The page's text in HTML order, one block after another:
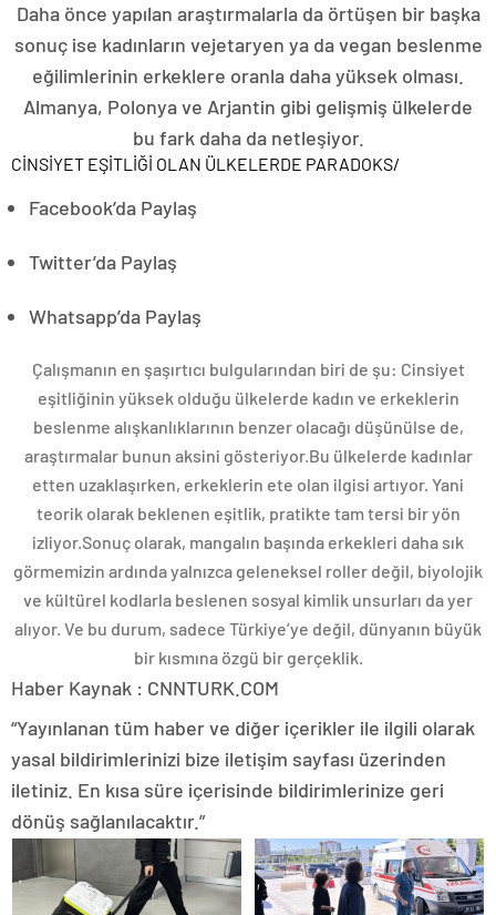
Daha önce yapılan araştırmalarla da örtüşen bir başka
sonuç ise kadınların vejetaryen ya da vegan beslenme
eğilimlerinin erkeklere oranla daha yüksek olması.
Almanya, Polonya ve Arjantin gibi gelişmiş ülkelerde
bu fark daha da netleşiyor.
CİNSİYET EŞİTLİĞİ OLAN ÜLKELERDE PARADOKS/
Facebook’da Paylaş
Twitter’da Paylaş
Whatsapp’da Paylaş
Çalışmanın en şaşırtıcı bulgularından biri de şu: Cinsiyet
eşitliğinin yüksek olduğu ülkelerde kadın ve erkeklerin
beslenme alışkanlıklarının benzer olacağı düşünülse de,
araştırmalar bunun aksini gösteriyor.Bu ülkelerde kadınlar
etten uzaklaşırken, erkeklerin ete olan ilgisi artıyor. Yani
teorik olarak beklenen eşitlik, pratikte tam tersi bir yön
izliyor.Sonuç olarak, mangalın başında erkekleri daha sık
görmemizin ardında yalnızca geleneksel roller değil, biyolojik
ve kültürel kodlarla beslenen sosyal kimlik unsurları da yer
alıyor. Ve bu durum, sadece Türkiye’ye değil, dünyanın büyük
bir kısmına özgü bir gerçeklik.
Haber Kaynak : CNNTURK.COM
“Yayınlanan tüm haber ve diğer içerikler ile ilgili olarak
yasal bildirimlerinizi bize iletişim sayfası üzerinden
iletiniz. En kısa süre içerisinde bildirimlerinize geri
dönüş sağlanılacaktır.”